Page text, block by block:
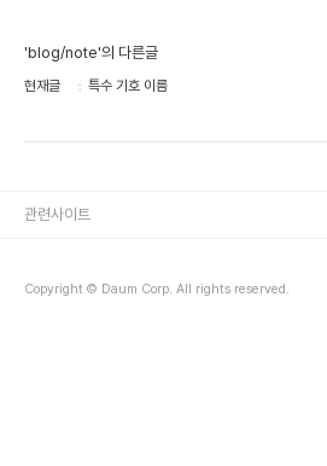
'blog/note'의 다른글
현재글 특수 기호 이름
Copyright © Daum Corp. All rights reserved.
관련사이트